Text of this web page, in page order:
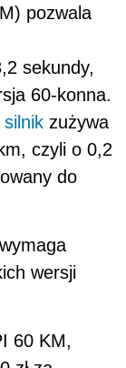
pozwala
sekundy,
60-konna.
silnik zużywa
czyli o 0,2
do
wersji
60 KM,